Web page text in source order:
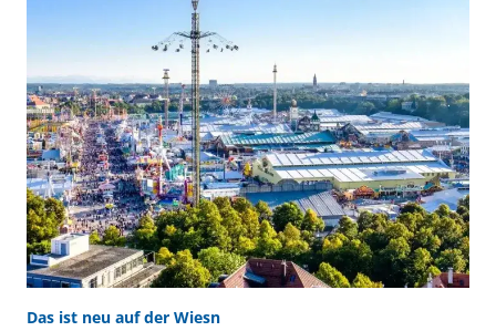
Das ist neu auf der Wiesn